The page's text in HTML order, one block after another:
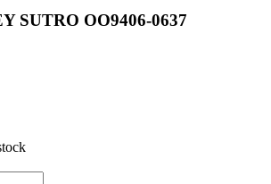
SUTRO OO9406-0637